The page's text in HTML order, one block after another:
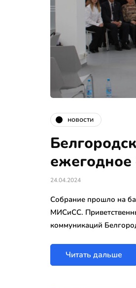
новости
ежегодное
24.04.2024
Собрание прошло на
МИСиСС.
коммуникаций
Читать дальше